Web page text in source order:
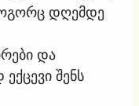
დღემდე
და
შენს